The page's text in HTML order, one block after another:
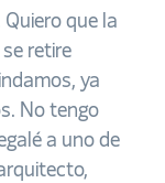
que la
retire
ya
No tengo
a uno de